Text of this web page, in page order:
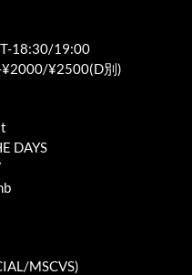
18:30/19:00
¥2000/¥2500(D別)
DAYS
MSCVS)